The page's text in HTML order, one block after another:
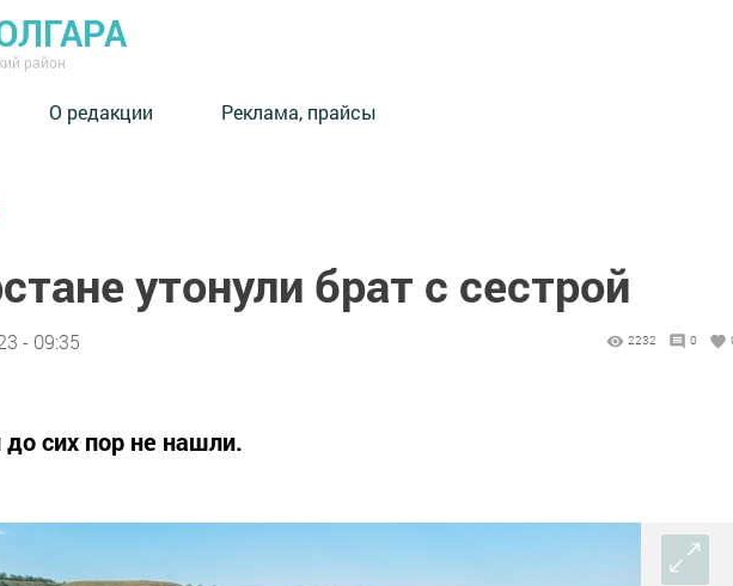
район
О редакции Реклама, прайсы
утонули брат с сестрой
- 09:35 2232 0
сих пор не нашли.